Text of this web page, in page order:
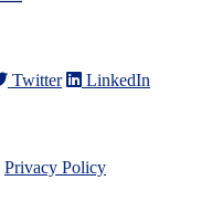
Twitter LinkedIn
Privacy Policy